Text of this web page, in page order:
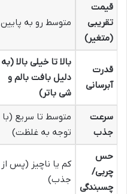
قیمت
تقریبی
(متغیر)
متوسط رو به پایین
قدرت
آبرسانی
بالا تا خیلی بالا (به
دلیل بافت بالم و
شی باتر)
سرعت
جذب
متوسط تا سریع (با
توجه به غلظت)
حس
چربی/
چسبندگی
کم یا ناچیز (پس از
جذب)